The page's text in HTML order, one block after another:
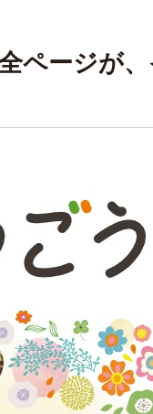
ページが